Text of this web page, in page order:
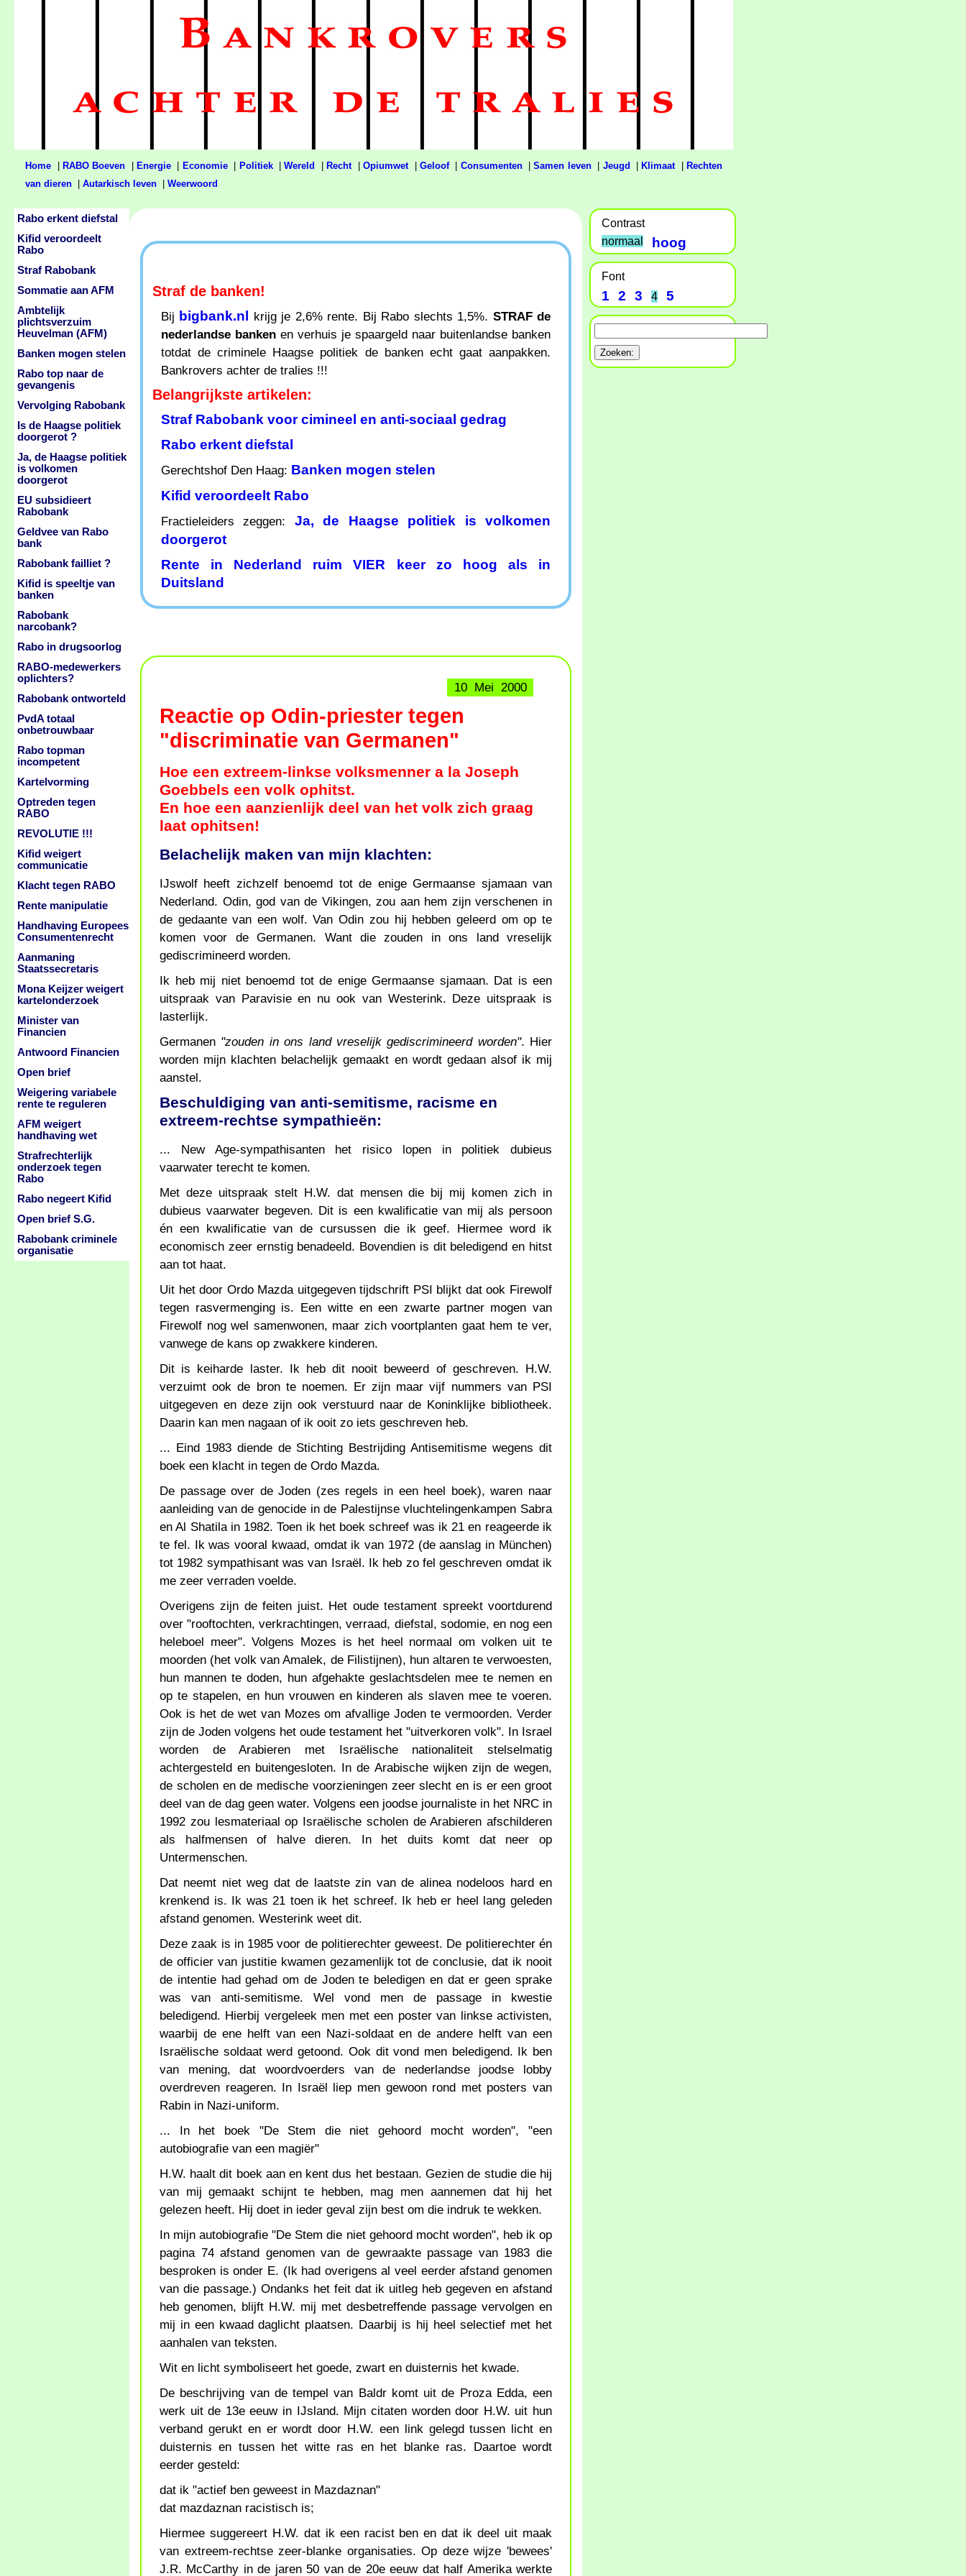
Home RABO Boeven Energie| Economie| Politiek|Wereld Recht| Opiumwet| Geloof| Consumenten|Samen leven| Jeugd Klimaat|
Rechten
van dieren
Autarkisch leven Weerwoord
Straf de banken!
Bij bigbank.nl krijg je 2,6% rente. Bij Rabo slechts 1,5%. STRAF de
nederlandse banken en verhuis je spaargeld naar buitenlandse banken
totdat de criminele Haagse politiek de banken echt gaat aanpakken.
Bankrovers achter de tralies !!!
Belangrijkste artikelen:
Straf Rabobank voor cimineel en anti-sociaal gedrag
Rabo erkent diefstal
Gerechtshof Den Haag: Banken mogen stelen
Kifid veroordeelt Rabo
Fractieleiders zeggen: Ja, de Haagse politiek is volkomen
doorgerot
Rente in Nederland ruim VIER keer zo hoog als in
Duitsland
10 Mei 2000
Reactie op Odin-priester tegen
"discriminatie van Germanen"
Hoe een extreem-linkse volksmenner a la Joseph
Goebbels een volk ophitst.
En hoe een aanzienlijk deel van het volk zich graag
laat ophitsen!
Belachelijk maken van mijn klachten:
IJswolf heeft zichzelf benoemd tot de enige Germaanse sjamaan van
Nederland. Odin, god van de Vikingen, zou aan hem zijn verschenen in
de gedaante van een wolf. Van Odin zou hij hebben geleerd om op te
komen voor de Germanen. Want die zouden in ons land vreselijk
gediscrimineerd worden.
Ik heb mij niet benoemd tot de enige Germaanse sjamaan. Dat is een
uitspraak van Paravisie en nu ook van Westerink. Deze uitspraak is
lasterlijk.
Germanen "zouden in ons land vreselijk gediscrimineerd worden". Hier
worden mijn klachten belachelijk gemaakt en wordt gedaan alsof ik mij
aanstel.
Beschuldiging van anti-semitisme, racisme en
extreem-rechtse sympathieën:
... New Age-sympathisanten het risico lopen in politiek dubieus
vaarwater terecht te komen.
Met deze uitspraak stelt H.W. dat mensen die bij mij komen zich in
dubieus vaarwater begeven. Dit is een kwalificatie van mij als persoon
én een kwalificatie van de cursussen die ik geef. Hiermee word ik
economisch zeer ernstig benadeeld. Bovendien is dit beledigend en hitst
aan tot haat.
Uit het door Ordo Mazda uitgegeven tijdschrift PSI blijkt dat ook Firewolf
tegen rasvermenging is. Een witte en een zwarte partner mogen van
Firewolf nog wel samenwonen, maar zich voortplanten gaat hem te ver,
vanwege de kans op zwakkere kinderen.
Dit is keiharde laster. Ik heb dit nooit beweerd of geschreven. H.W.
verzuimt ook de bron te noemen. Er zijn maar vijf nummers van PSI
uitgegeven en deze zijn ook verstuurd naar de Koninklijke bibliotheek.
Daarin kan men nagaan of ik ooit zo iets geschreven heb.
... Eind 1983 diende de Stichting Bestrijding Antisemitisme wegens dit
boek een klacht in tegen de Ordo Mazda.
De passage over de Joden (zes regels in een heel boek), waren naar
aanleiding van de genocide in de Palestijnse vluchtelingenkampen Sabra
en Al Shatila in 1982. Toen ik het boek schreef was ik 21 en reageerde ik
te fel. Ik was vooral kwaad, omdat ik van 1972 (de aanslag in München)
tot 1982 sympathisant was van Israël. Ik heb zo fel geschreven omdat ik
me zeer verraden voelde.
Overigens zijn de feiten juist. Het oude testament spreekt voortdurend
over "rooftochten, verkrachtingen, verraad, diefstal, sodomie, en nog een
heleboel meer". Volgens Mozes is het heel normaal om volken uit te
moorden (het volk van Amalek, de Filistijnen), hun altaren te verwoesten,
hun mannen te doden, hun afgehakte geslachtsdelen mee te nemen en
op te stapelen, en hun vrouwen en kinderen als slaven mee te voeren.
Ook is het de wet van Mozes om afvallige Joden te vermoorden. Verder
zijn de Joden volgens het oude testament het "uitverkoren volk". In Israel
worden de Arabieren met Israëlische nationaliteit stelselmatig
achtergesteld en buitengesloten. In de Arabische wijken zijn de wegen,
de scholen en de medische voorzieningen zeer slecht en is er een groot
deel van de dag geen water. Volgens een joodse journaliste in het NRC in
1992 zou lesmateriaal op Israëlische scholen de Arabieren afschilderen
als halfmensen of halve dieren. In het duits komt dat neer op
Untermenschen.
Dat neemt niet weg dat de laatste zin van de alinea nodeloos hard en
krenkend is. Ik was 21 toen ik het schreef. Ik heb er heel lang geleden
afstand genomen. Westerink weet dit.
Deze zaak is in 1985 voor de politierechter geweest. De politierechter én
de officier van justitie kwamen gezamenlijk tot de conclusie, dat ik nooit
de intentie had gehad om de Joden te beledigen en dat er geen sprake
was van anti-semitisme. Wel vond men de passage in kwestie
beledigend. Hierbij vergeleek men met een poster van linkse activisten,
waarbij de ene helft van een Nazi-soldaat en de andere helft van een
Israëlische soldaat werd getoond. Ook dit vond men beledigend. Ik ben
van mening, dat woordvoerders van de nederlandse joodse lobby
overdreven reageren. In Israël liep men gewoon rond met posters van
Rabin in Nazi-uniform.
... In het boek "De Stem die niet gehoord mocht worden", "een
autobiografie van een magiër"
H.W. haalt dit boek aan en kent dus het bestaan. Gezien de studie die hij
van mij gemaakt schijnt te hebben, mag men aannemen dat hij het
gelezen heeft. Hij doet in ieder geval zijn best om die indruk te wekken.
In mijn autobiografie "De Stem die niet gehoord mocht worden", heb ik op
pagina 74 afstand genomen van de gewraakte passage van 1983 die
besproken is onder E. (Ik had overigens al veel eerder afstand genomen
van die passage.) Ondanks het feit dat ik uitleg heb gegeven en afstand
heb genomen, blijft H.W. mij met desbetreffende passage vervolgen en
mij in een kwaad daglicht plaatsen. Daarbij is hij heel selectief met het
aanhalen van teksten.
Wit en licht symboliseert het goede, zwart en duisternis het kwade.
De beschrijving van de tempel van Baldr komt uit de Proza Edda, een
werk uit de 13e eeuw in IJsland. Mijn citaten worden door H.W. uit hun
verband gerukt en er wordt door H.W. een link gelegd tussen licht en
duisternis en tussen het witte ras en het blanke ras. Daartoe wordt
eerder gesteld:
dat ik "actief ben geweest in Mazdaznan"
dat mazdaznan racistisch is;
Hiermee suggereert H.W. dat ik een racist ben en dat ik deel uit maak
van extreem-rechtse zeer-blanke organisaties. Op deze wijze 'bewees'
J.R. McCarthy in de jaren 50 van de 20e eeuw dat half Amerika werkte
Rabo erkent diefstal
Kifid veroordeelt
Rabo
Straf Rabobank
Sommatie aan AFM
Ambtelijk
plichtsverzuim
Heuvelman (AFM)
Banken mogen stelen
Rabo top naar de
gevangenis
Vervolging Rabobank
Is de Haagse politiek
doorgerot ?
Ja, de Haagse politiek
is volkomen
doorgerot
EU subsidieert
Rabobank
Geldvee van Rabo
bank
Rabobank failliet ?
Kifid is speeltje van
banken
Rabobank
narcobank?
Rabo in drugsoorlog
RABO-medewerkers
oplichters?
Rabobank ontworteld
PvdA totaal
onbetrouwbaar
Rabo topman
incompetent
Kartelvorming
Optreden tegen
RABO
REVOLUTIE !!!
Kifid weigert
communicatie
Klacht tegen RABO
Rente manipulatie
Handhaving Europees
Consumentenrecht
Aanmaning
Staatssecretaris
Mona Keijzer weigert
kartelonderzoek
Minister van
Financien
Antwoord Financien
Open brief
Weigering variabele
rente te reguleren
AFM weigert
handhaving wet
Strafrechterlijk
onderzoek tegen
Rabo
Rabo negeert Kifid
Open brief S.G.
Rabobank criminele
organisatie
Contrast
normaal
hoog
Font
1 2 3 4 5